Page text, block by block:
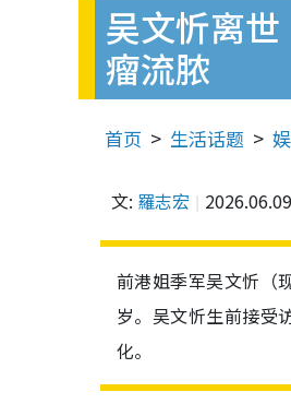
吴文忻离
瘤流脓
首页 生活话题
文: 羅志宏 2026.06.09
前港姐季军吴文忻（
岁。吴文忻生前接受
化。